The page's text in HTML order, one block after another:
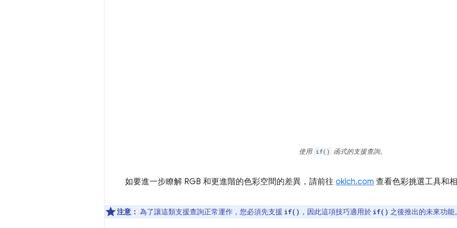
使用 if() 函式的支援查詢。
如要進一步瞭解 RGB 和更進階的色彩空間的差異，請前往 oklch.com 查看色彩挑選工具和相
注意： 為了讓這類支援查詢正常運作，您必須先支援 if() ，因此這項技巧適用於 if() 之後推出的未來功能。